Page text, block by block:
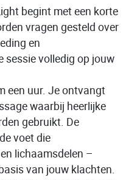
begint met een korte
vragen gesteld over
en
sessie volledig op jouw
een uur. Je ontvangt
waarbij heerlijke
gebruikt. De
voet die
lichaamsdelen –
van jouw klachten.